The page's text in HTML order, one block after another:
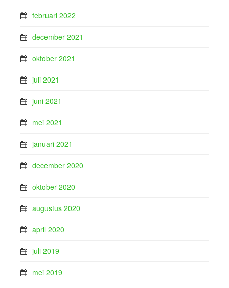
februari 2022
december 2021
oktober 2021
juli 2021
juni 2021
mei 2021
januari 2021
december 2020
oktober 2020
augustus 2020
april 2020
juli 2019
mei 2019